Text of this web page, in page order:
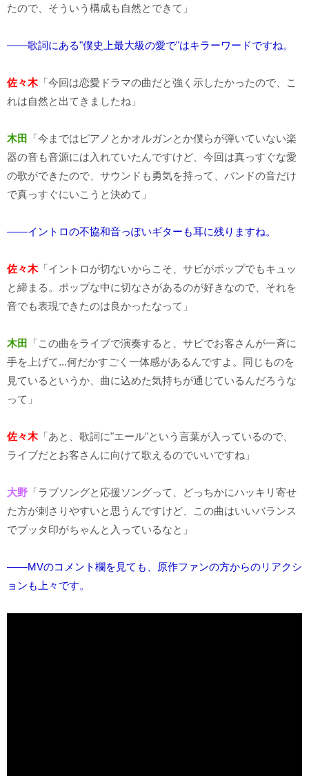
たので、そういう構成も自然とできて」
――歌詞にある"僕史上最大級の愛で"はキラーワードですね。
佐々木「今回は恋愛ドラマの曲だと強く示したかったので、こ
れは自然と出てきましたね」
木田
「今まではピアノとかオルガンとか僕らが弾いていない楽
器の音も音源には入れていたんですけど、今回は真っすぐな愛
の歌ができたので、サウンドも勇気を持って、バンドの音だけ
で真っすぐにいこうと決めて」
――イントロの不協和音っぽいギターも耳に残りますね。
佐々木「イントロが切ないからこそ、サビがポップでもキュッ
と締まる。ポップな中に切なさがあるのが好きなので、それを
音でも表現できたのは良かったなって」
木田
「この曲をライブで演奏すると、サビでお客さんが一斉に
手を上げて...何だかすごく一体感があるんですよ。同じものを
見ているというか、曲に込めた気持ちが通じているんだろうな
って」
佐々木「あと、歌詞に"エール"という言葉が入っているので、
ライブだとお客さんに向けて歌えるのでいいですね」
大野 「ラブソングと応援ソングって、どっちかにハッキリ寄せ
た方が刺さりやすいと思うんですけど、この曲はいいバランス
でブッタ印がちゃんと入っているなと」
――MVのコメント欄を見ても、原作ファンの方からのリアクシ
ョンも上々です。